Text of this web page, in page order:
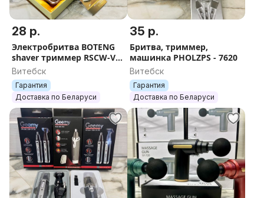
28 р.
Электробритва BOTENG
shaver триммер RSCW-V2
бритва
Витебск
Гарантия
Доставка по Беларуси
35 р.
Бритва, триммер,
машинка PHOLZPS - 7620
Витебск
Гарантия
Доставка по Беларуси